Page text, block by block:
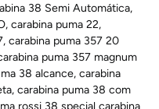
38 Semi Automática,
,carabina puma 22,
,carabina puma 357 20
puma 357 magnum
38 alcance,carabina
,carabina puma 38 com
rossi 38 special carabina